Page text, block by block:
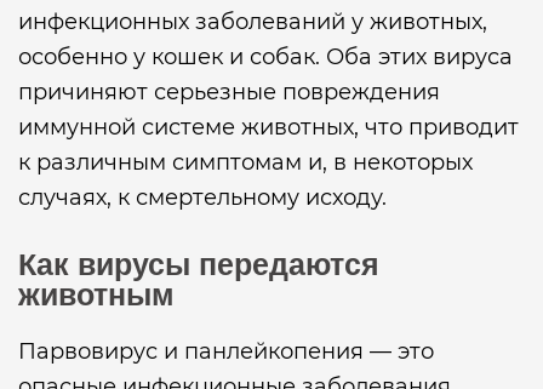
инфекционных заболеваний у животных,
особенно у кошек и собак. Оба этих вируса
причиняют серьезные повреждения
иммунной системе животных, что приводит
к различным симптомам и, в некоторых
случаях, к смертельному исходу.
Как вирусы передаются
животным
Парвовирус и панлейкопения — это